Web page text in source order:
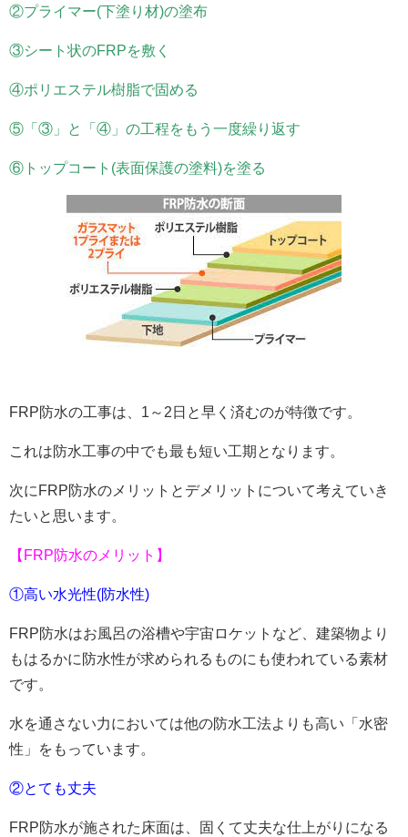
②プライマー(下塗り材)の塗布
③シート状のFRPを敷く
④ポリエステル樹脂で固める
⑤「③」と「④」の工程をもう一度繰り返す
⑥トップコート(表面保護の塗料)を塗る
FRP防水の工事は、1～2日と早く済むのが特徴です。
これは防水工事の中でも最も短い工期となります。
次にFRP防水のメリットとデメリットについて考えていき
たいと思います。
【FRP防水のメリット】
①高い水光性(防水性)
FRP防水はお風呂の浴槽や宇宙ロケットなど、建築物より
もはるかに防水性が求められるものにも使われている素材
です。
水を通さない力においては他の防水工法よりも高い「水密
性」をもっています。
②とても丈夫
FRP防水が施された床面は、固くて丈夫な仕上がりになる